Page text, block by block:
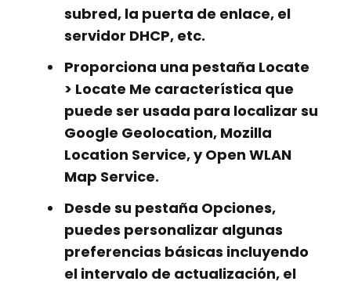
subred, la puerta de enlace, el
servidor DHCP, etc.
Proporciona una pestaña Locate
> Locate Me característica que
puede ser usada para localizar su
Google Geolocation, Mozilla
Location Service, y Open WLAN
Map Service.
Desde su pestaña Opciones,
puedes personalizar algunas
preferencias básicas incluyendo
el intervalo de actualización, el